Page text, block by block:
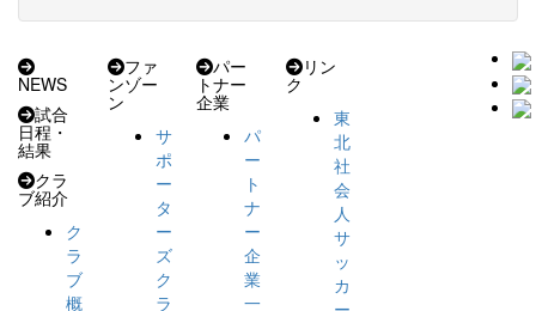
NEWS
試合
日程・
結果
クラ
ブ紹介
ク
ラ
ブ
概
ファ
ンゾー
ン
サ
ポ
ー
タ
ー
ズ
ク
ラ
パー
トナー
企業
パ
ー
ト
ナ
ー
企
業
一
リン
ク
東
北
社
会
人
サ
ッ
カ